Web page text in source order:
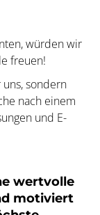
würden wir
freuen!
sondern
nach einem
und E-
wertvolle
motiviert